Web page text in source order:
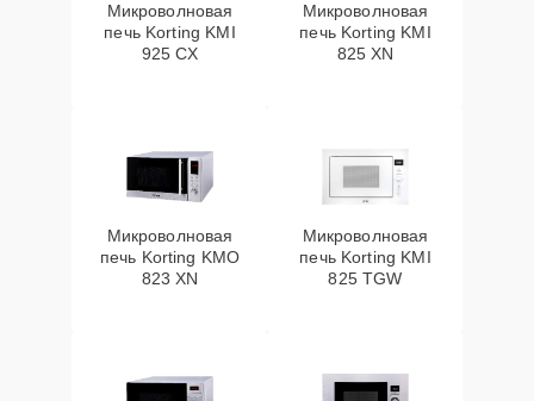
Микроволновая
печь Korting KMI
925 CX
Микроволновая
печь Korting KMI
825 XN
Микроволновая
печь Korting KMO
823 XN
Микроволновая
печь Korting KMI
825 TGW